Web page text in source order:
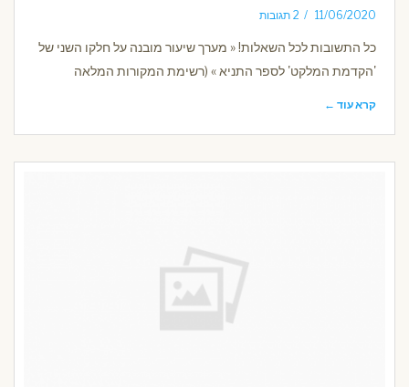
11/06/2020 2 תגובות
כל התשובות לכל השאלות! « מערך שיעור מובנה על חלקו השני של
'הקדמת המלקט' לספר התניא » (רשימת המקורות המלאה
קרא עוד ←